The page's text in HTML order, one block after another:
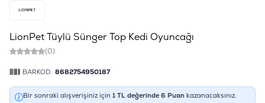
LionPet Tüylü Sünger Top Kedi Oyuncağı
(0)
BARKOD: 8682754950187
Bir sonraki alışverişiniz için 1 TL değerinde 6 Puan kazanacaksınız.